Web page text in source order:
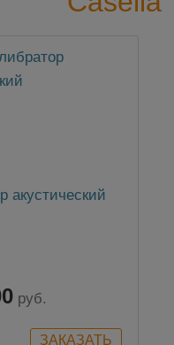
акустический
руб.